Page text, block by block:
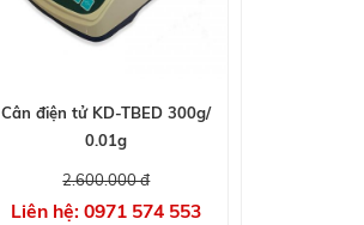
Cân điện tử KD-TBED 300g/
0.01g
2.600.000 đ
Liên hệ: 0971 574 553